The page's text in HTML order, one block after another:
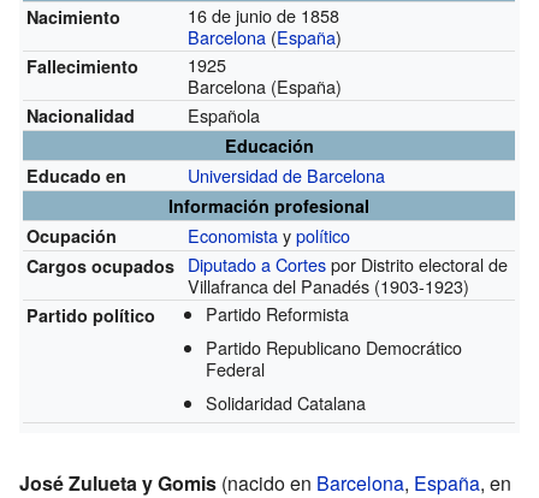
Nacimiento
16 de junio de 1858
Barcelona (España)
Fallecimiento
1925
Barcelona (España)
Nacionalidad Española
Educación
Educado en
Universidad de Barcelona
Información profesional
Ocupación
Economistaypolítico
Cargos ocupados Diputado a Cortespor Distrito electoral de
Villafranca del Panadés (1903-1923)
Partido político
Partido Reformista
Partido Republicano Democrático
Federal
Solidaridad Catalana
José Zulueta y Gomis (nacido en Barcelona, España, en